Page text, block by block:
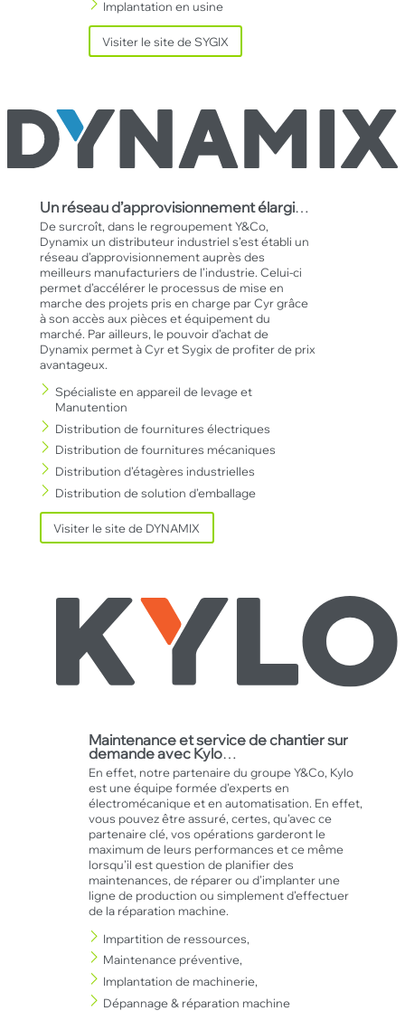
Implantation en usine
Visiter le site de SYGIX
Un réseau d’approvisionnement élargi…
De surcroît, dans le regroupement Y&Co,
Dynamix un distributeur industriel s’est établi un
réseau d’approvisionnement auprès des
meilleurs manufacturiers de l’industrie. Celui-ci
permet d’accélérer le processus de mise en
marche des projets pris en charge par Cyr grâce
à son accès aux pièces et équipement du
marché. Par ailleurs, le pouvoir d’achat de
Dynamix permet à Cyr et Sygix de profiter de prix
avantageux.
Spécialiste en appareil de levage et
Manutention
Distribution de fournitures électriques
Distribution de fournitures mécaniques
Distribution d’étagères industrielles
Distribution de solution d’emballage
Visiter le site de DYNAMIX
Maintenance et service de chantier sur
demande avec Kylo…
En effet, notre partenaire du groupe Y&Co, Kylo
est une équipe formée d’experts en
électromécanique et en automatisation. En effet,
vous pouvez être assuré, certes, qu’avec ce
partenaire clé, vos opérations garderont le
maximum de leurs performances et ce même
lorsqu’il est question de planifier des
maintenances, de réparer ou d’implanter une
ligne de production ou simplement d’effectuer
de la réparation machine.
Impartition de ressources,
Maintenance préventive,
Implantation de machinerie,
Dépannage & réparation machine